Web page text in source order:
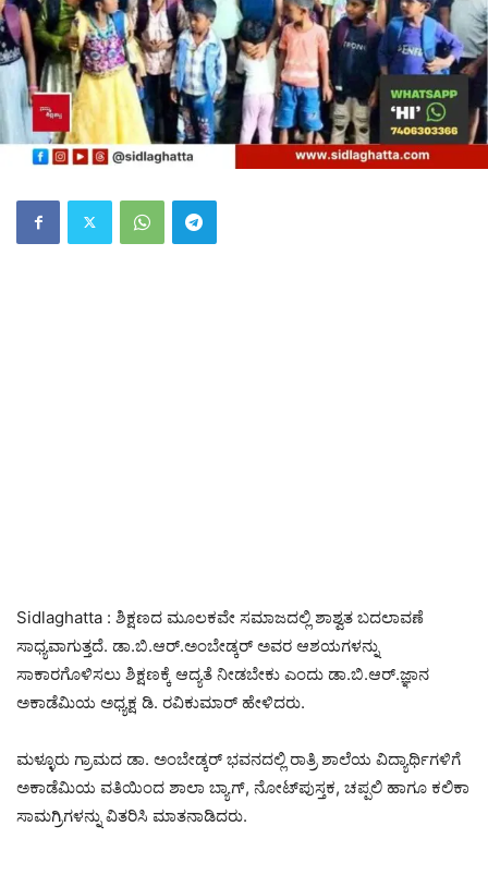
Sidlaghatta : ಶಿಕ್ಷಣದ ಮೂಲಕವೇ ಸಮಾಜದಲ್ಲಿ ಶಾಶ್ವತ ಬದಲಾವಣೆ
ಸಾಧ್ಯವಾಗುತ್ತದೆ. ಡಾ.ಬಿ.ಆರ್.ಅಂಬೇಡ್ಕರ್ ಅವರ ಆಶಯಗಳನ್ನು
ಸಾಕಾರಗೊಳಿಸಲು ಶಿಕ್ಷಣಕ್ಕೆ ಆದ್ಯತೆ ನೀಡಬೇಕು ಎಂದು ಡಾ.ಬಿ.ಆರ್.ಜ್ಞಾನ
ಅಕಾಡೆಮಿಯ ಅಧ್ಯಕ್ಷ ಡಿ. ರವಿಕುಮಾರ್ ಹೇಳಿದರು.
ಮಳ್ಳೂರು ಗ್ರಾಮದ ಡಾ. ಅಂಬೇಡ್ಕರ್ ಭವನದಲ್ಲಿ ರಾತ್ರಿ ಶಾಲೆಯ ವಿದ್ಯಾರ್ಥಿಗಳಿಗೆ
ಅಕಾಡೆಮಿಯ ವತಿಯಿಂದ ಶಾಲಾ ಬ್ಯಾಗ್, ನೋಟ್‌ಪುಸ್ತಕ, ಚಪ್ಪಲಿ ಹಾಗೂ ಕಲಿಕಾ
ಸಾಮಗ್ರಿಗಳನ್ನು ವಿತರಿಸಿ ಮಾತನಾಡಿದರು.